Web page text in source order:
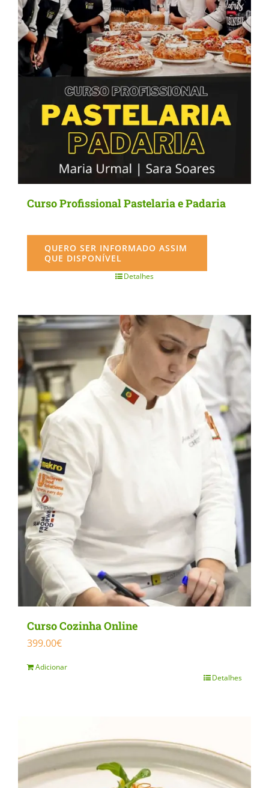
be
chosen
on
the
page
Curso Profissional Pastelaria e Padaria
QUERO SER INFORMADO ASSIM
QUE DISPONÍVEL
Detalhes
Curso Cozinha Online
399.00€
Adicionar
Detalhes